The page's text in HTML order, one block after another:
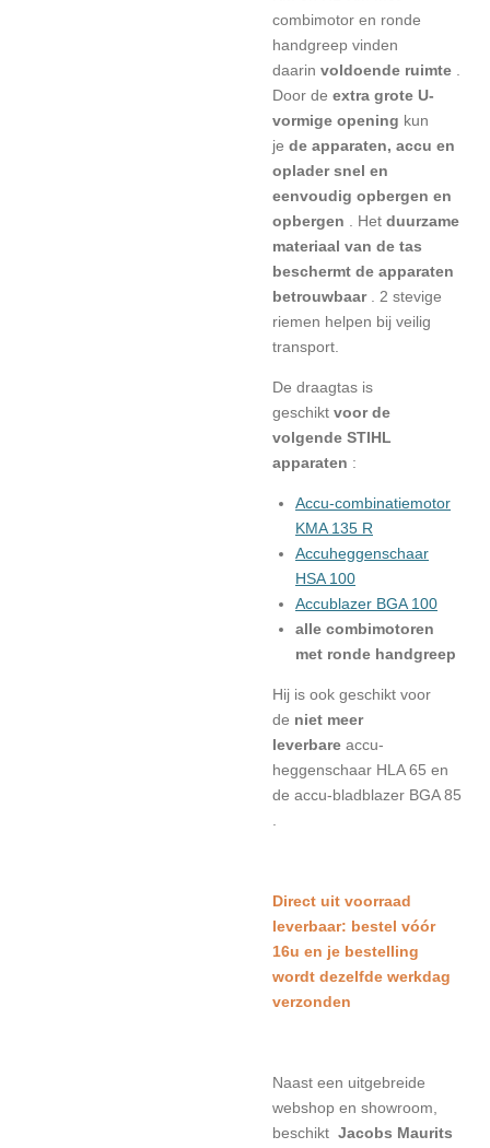
combimotor en ronde
handgreep vinden
daarin voldoende ruimte
Door de extra grote U-
vormige opening kun
je de apparaten, accu en
oplader snel en
eenvoudig opbergen en
opbergen
. Het duurzame
materiaal van de tas
beschermt de apparaten
betrouwbaar
. 2 stevige
riemen helpen bij veilig
transport.
De draagtas is
geschikt voor de
volgende STIHL
apparaten :
Accu-combinatiemotor
KMA 135 R
Accuheggenschaar
HSA 100
Accublazer BGA 100
alle combimotoren
met ronde handgreep
Hij is ook geschikt voor
de niet meer
leverbare accu-
heggenschaar HLA 65 en
de accu-bladblazer BGA 85
Direct uit voorraad
leverbaar: bestel vóór
16u en je bestelling
wordt dezelfde werkdag
verzonden
Naast een uitgebreide
webshop en showroom,
beschikt Jacobs Maurits